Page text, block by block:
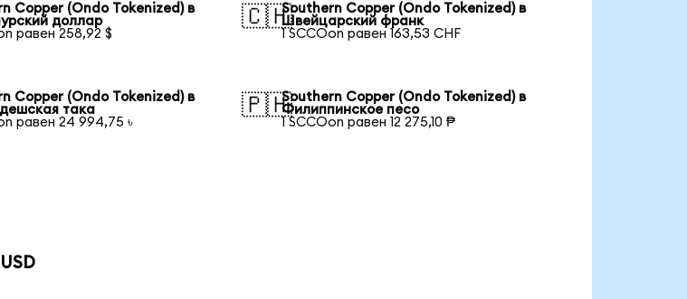
Copper (Ondo Tokenized) в
доллар
равен 258,92 $
🇨🇭Southern Copper (Ondo Tokenized) в
Швейцарский франк
1 SCCOon равен 163,53 CHF
Copper (Ondo Tokenized) в
така
равен 24 994,75 ৳
🇵🇭Southern Copper (Ondo Tokenized) в
Филиппинское песо
1 SCCOon равен 12 275,10 ₱